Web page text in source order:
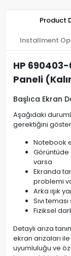
Product
Installment
HP
Paneli
Başlıca Ekran
Aşağıdaki
gerektiğini
Notebook
Görüntüde
varsa
Ekranda
problemi
Arka ışık
Sıvı
Fiziksel
Detaylı arıza
ekran arızaları
uyumluluğu ve